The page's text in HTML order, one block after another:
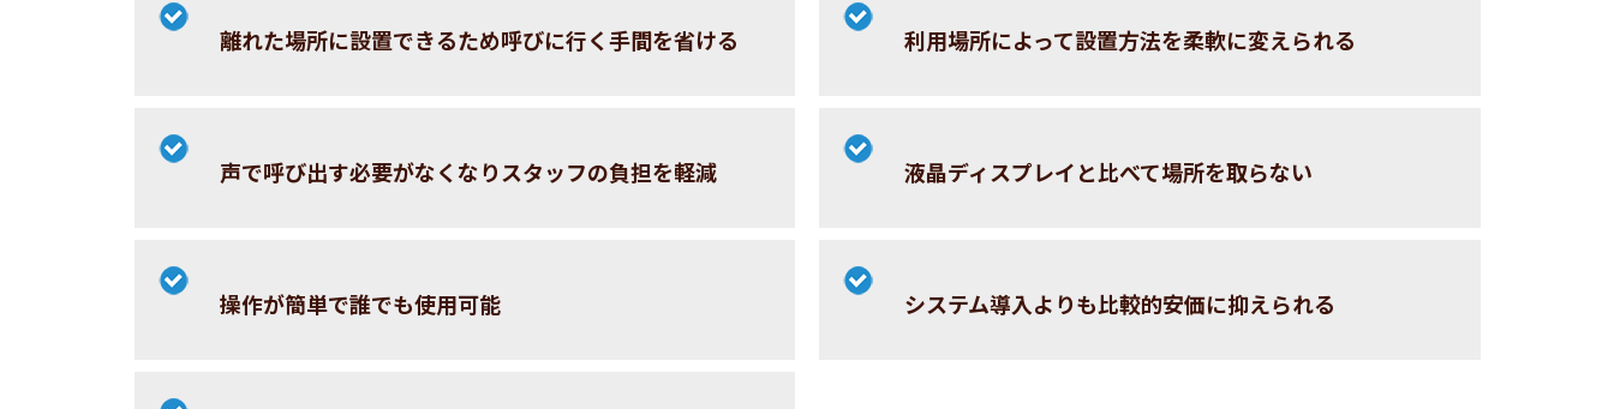
離れた場所に設置できるため呼びに行く手間を省ける 利用場所によって設置方法を柔軟に変えられる
声で呼び出す必要がなくなりスタッフの負担を軽減 液晶ディスプレイと比べて場所を取らない
操作が簡単で誰でも使用可能 システム導入よりも比較的安価に抑えられる